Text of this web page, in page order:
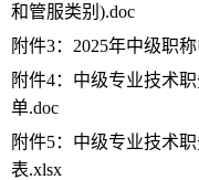
和管服类别).doc
附件3：2025年中级职
附件4：中级专业技术
单.doc
附件5：中级专业技术
表.xlsx